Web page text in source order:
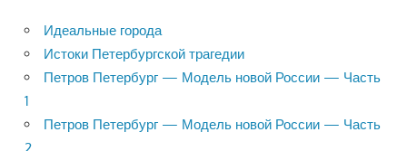
Идеальные города
Истоки Петербургской трагедии
Петров Петербург — Модель новой России — Часть
1
Петров Петербург — Модель новой России — Часть